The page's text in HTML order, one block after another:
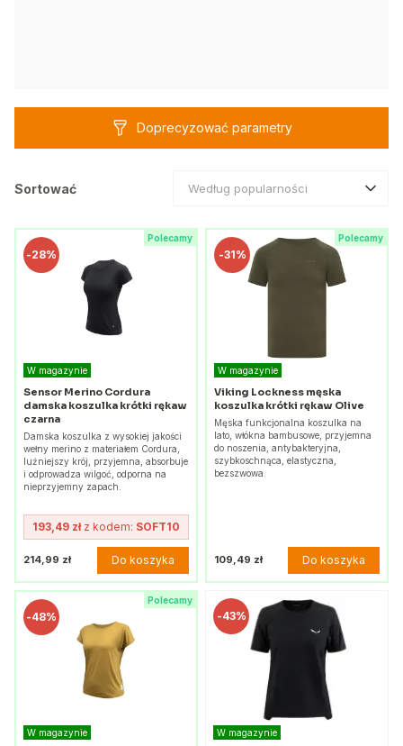
Doprecyzować parametry
Sortować Według popularności
Polecamy
-28%
W magazynie
Sensor Merino Cordura
damska koszulka krótki rękaw
czarna
Damska koszulka z wysokiej jakości
wełny merino z materiałem Cordura,
luźniejszy krój, przyjemna, absorbuje
i odprowadza wilgoć, odporna na
nieprzyjemny zapach.
193,49 złz kodem: SOFT10
214,99 zł Do koszyka
Polecamy
-31%
W magazynie
Viking Lockness męska
koszulka krótki rękaw Olive
Męska funkcjonalna koszulka na
lato, włókna bambusowe, przyjemna
do noszenia, antybakteryjna,
szybkoschnąca, elastyczna,
bezszwowa.
109,49 zł Do koszyka
Polecamy
-48%
W magazynie
-43%
W magazynie